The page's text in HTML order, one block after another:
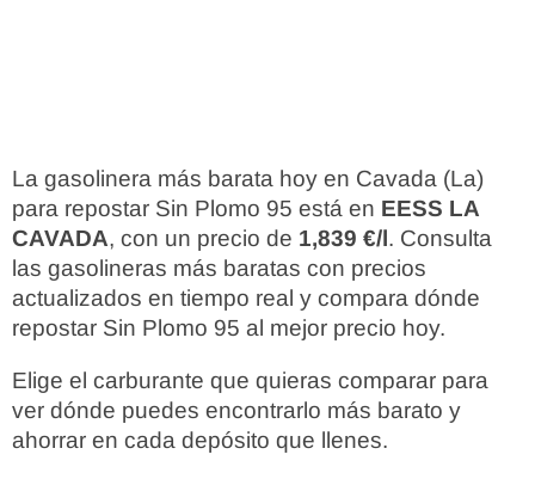
La gasolinera más barata hoy en Cavada (La)
para repostar Sin Plomo 95 está en EESS LA
CAVADA, con un precio de 1,839 €/l. Consulta
las gasolineras más baratas con precios
actualizados en tiempo real y compara dónde
repostar Sin Plomo 95 al mejor precio hoy.
Elige el carburante que quieras comparar para
ver dónde puedes encontrarlo más barato y
ahorrar en cada depósito que llenes.